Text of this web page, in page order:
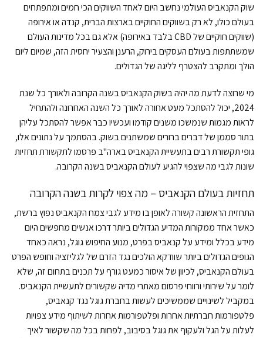
שוק הקנאביס העולמי נחשב היום לאחד השווקים הכי חמים ומתפתחים
בעולם כולו, לא רק בשווקים החוקיים בארצות הברית, קנדה או אירופה
(שווקים חוקיים של CBD בלבד באירופה) אלא גם בכל מדינות העולם
שמשתתפות בעולם העסקים בירוק, הרענן והצעיר יחסית הזה, שמיום ליום
הולך ומתקרב להצטרף לליגה של הגדולים.
מי שרוצה לדעת מה יהיה בשוק הקנאביס בשנה הקרובה ולאורך כל שנת
2024, יכול להסתכל מעט אחורה לאורך כל השנה האחרונה ולהתחיל
לראות מגמות שנמשכו משנים קודמו ועכשיו כבר אפשר להסתכל עליהן
בתור סממן של דברים ברורים שמשתנים בשוק. בהסתמך על נתונים אלו,
גופי תקשורת רבים בתעשיית הקנאביס בארה"ב פרסמו לתקשורת תחזיות
שונות לגבי מה שצפוי להגיע לעולם הקנאביס בשנה הקרובה.
תחזיות בעולם הקנאביס – מה צפוי לקרות בשנה הקרובה
התחזית הראשונה קשורה לאופן בו מידע לגבי צמח הקנאביס נפוץ ברשת,
כאשר אחד ממקורות המדיע הגדולים ביותר דרכו אנשים מחפשים היום
מידע בכלל ומידע על קנאביס בפרט, מנוע החיפוש גוגל, נראה כאחד
הגופים הגדולים ביותר שוודקא הולכים נגד הזרם של לגליזציה וחופש הפרט
בעולם הקנאביס, לכיוון של איסור כמעט גורף על תכנים בתחום זה, שלא
לומר על שירותי ורווחי פרסום מאתרי מדיה שקשורים לתעשיית הקנאביס.
במקביל לשינויים שממשיכים לעשות בחברת גוגל נגד קנאביס,
פלטפורמות חברתיות אחרות ופלטפורמות אחרות לשיתוף מידע צפויות
לעלות על הגל ולעקוף את גוגל בסיבוב, לפחות בכל מה שקשור לאיך